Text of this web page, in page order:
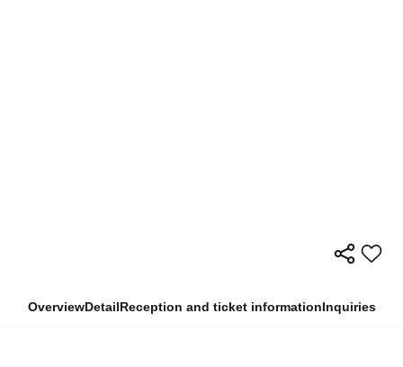
OverviewDetailReception and ticket informationInquiries